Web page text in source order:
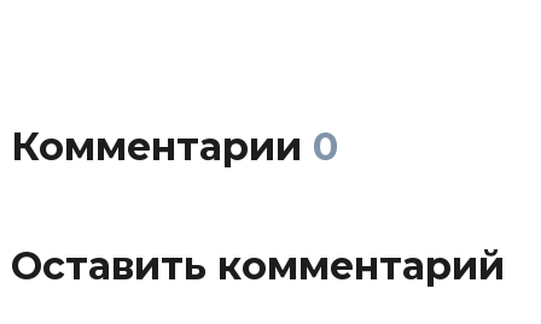
Комментарии 0
Оставить комментарий